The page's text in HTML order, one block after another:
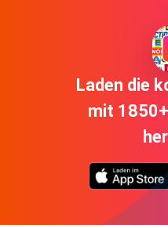
Laden die
mit